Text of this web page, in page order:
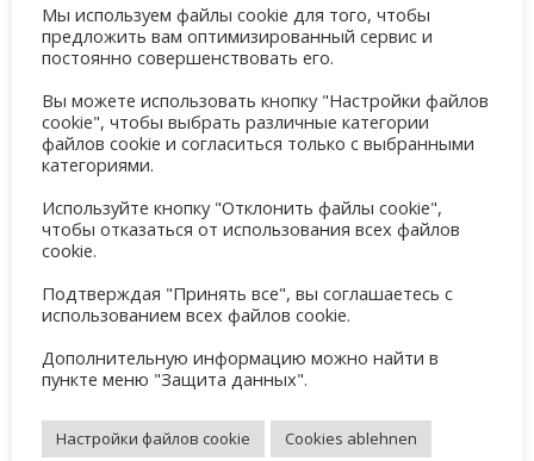
Der Vorstand und die MF
Поиск
Свежие записи
Май 31, 2026
Familientreff 2026
Май 8, 2026
OGS Training Mai 2026
Май 8, 2026
Мы используем файлы cookie для того, чтобы
предложить вам оптимизированный сервис и
постоянно совершенствовать его.
Вы можете использовать кнопку "Настройки файлов
cookie", чтобы выбрать различные категории
файлов cookie и согласиться только с выбранными
категориями.
Используйте кнопку "Отклонить файлы cookie",
чтобы отказаться от использования всех файлов
cookie.
Подтверждая "Принять все", вы соглашаетесь с
использованием всех файлов cookie.
Дополнительную информацию можно найти в
пункте меню "Защита данных".
Настройки файлов cookie Cookies ablehnen